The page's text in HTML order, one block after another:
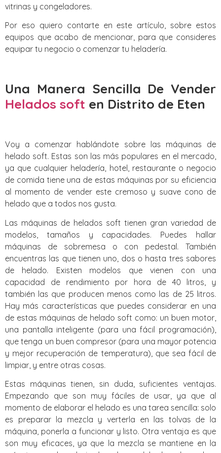
vitrinas y congeladores.
Por eso quiero contarte en este artículo, sobre estos
equipos que acabo de mencionar, para que consideres
equipar tu negocio o comenzar tu heladería.
Una Manera Sencilla De Vender
Helados soft en Distrito de Eten
Voy a comenzar hablándote sobre las máquinas de
helado soft. Estas son las más populares en el mercado,
ya que cualquier heladería, hotel, restaurante o negocio
de comida tiene una de estas máquinas por su eficiencia
al momento de vender este cremoso y suave cono de
helado que a todos nos gusta.
Las máquinas de helados soft tienen gran variedad de
modelos, tamaños y capacidades. Puedes hallar
máquinas de sobremesa o con pedestal. También
encuentras las que tienen uno, dos o hasta tres sabores
de helado. Existen modelos que vienen con una
capacidad de rendimiento por hora de 40 litros, y
también las que producen menos como las de 25 litros.
Hay más características que puedes considerar en una
de estas máquinas de helado soft como: un buen motor,
una pantalla inteligente (para una fácil programación),
que tenga un buen compresor (para una mayor potencia
y mejor recuperación de temperatura), que sea fácil de
limpiar, y entre otras cosas.
Estas máquinas tienen, sin duda, suficientes ventajas.
Empezando que son muy fáciles de usar, ya que al
momento de elaborar el helado es una tarea sencilla: solo
es preparar la mezcla y verterla en las tolvas de la
máquina, ponerla a funcionar y listo. Otra ventaja es que
son muy eficaces, ya que la mezcla se mantiene en la